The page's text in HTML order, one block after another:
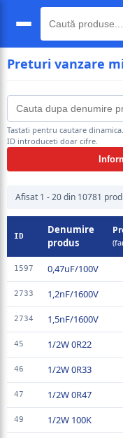
Preturi vanzare
Tastati pentru cautare
ID introduceti doar cifre.
Afisat 1 - 20 din 10781
ID
Denumire
produs
1597 0,47uF/100V
2733 1,2nF/1600V
2734 1,5nF/1600V
45 1/2W 0R22
46 1/2W 0R33
47 1/2W 0R47
49 1/2W 100K